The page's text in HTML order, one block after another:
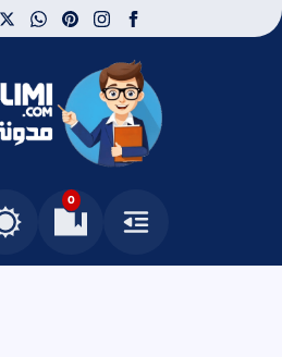
facebook
instagram
pinterest
x
القائمة
0
العلامات